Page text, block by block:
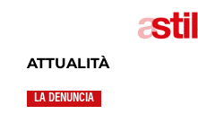
ATTUALITÀ
LA DENUNCIA